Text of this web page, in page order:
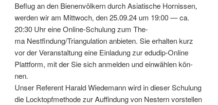
Beflug an den Bienen­völk­ern durch Asi­atis­che Hor­nissen,
wer­den wir am Mittwoch, den 25.09.24 um 19:00 — ca.
20:30 Uhr eine Online-Schu­lung zum The­
ma Nestfindung/Triangulation anbi­eten. Sie erhal­ten kurz
vor der Ver­anstal­tung eine Ein­ladung zur edudip-Online
Plat­tform, mit der Sie sich anmelden und ein­wählen kön­
nen.
Unser Ref­er­ent Har­ald Wiede­mann wird in dieser Schu­lung
die Lock­topfmeth­ode zur Auffind­ung von Nestern vorstellen